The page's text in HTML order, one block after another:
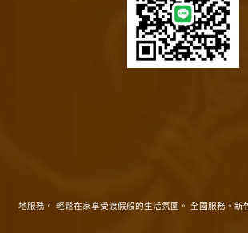
在地服務。 輕鬆在家享受渡假般的生活氛圍。 全國服務。